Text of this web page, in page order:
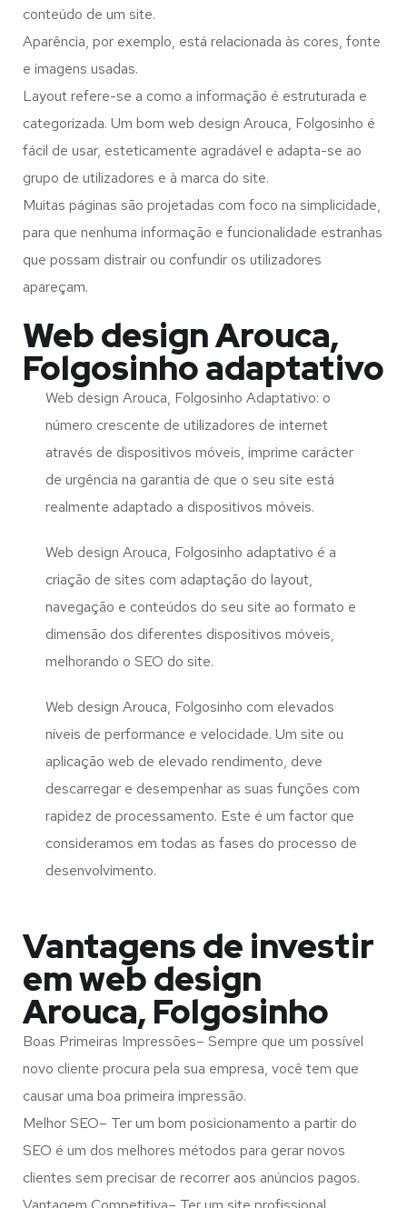
conteúdo de um site.
Aparência, por exemplo, está relacionada às cores, fonte
e imagens usadas.
Layout refere-se a como a informação é estruturada e
categorizada. Um bom web design Arouca, Folgosinho é
fácil de usar, esteticamente agradável e adapta-se ao
grupo de utilizadores e à marca do site.
Muitas páginas são projetadas com foco na simplicidade,
para que nenhuma informação e funcionalidade estranhas
que possam distrair ou confundir os utilizadores
apareçam.
Web design Arouca,
Folgosinho adaptativo
Web design Arouca, Folgosinho Adaptativo: o
número crescente de utilizadores de internet
através de dispositivos móveis, imprime carácter
de urgência na garantia de que o seu site está
realmente adaptado a dispositivos móveis.
Web design Arouca, Folgosinho adaptativo é a
criação de sites com adaptação do layout,
navegação e conteúdos do seu site ao formato e
dimensão dos diferentes dispositivos móveis,
melhorando o SEO do site.
Web design Arouca, Folgosinho com elevados
níveis de performance e velocidade. Um site ou
aplicação web de elevado rendimento, deve
descarregar e desempenhar as suas funções com
rapidez de processamento. Este é um factor que
consideramos em todas as fases do processo de
desenvolvimento.
Vantagens de investir
em web design
Arouca, Folgosinho
Boas Primeiras Impressões– Sempre que um possível
novo cliente procura pela sua empresa, você tem que
causar uma boa primeira impressão.
Melhor SEO– Ter um bom posicionamento a partir do
SEO é um dos melhores métodos para gerar novos
clientes sem precisar de recorrer aos anúncios pagos.